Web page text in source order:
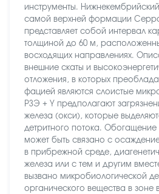
инструменты.
самой верхней формации
представляет собой интервал
толщиной до 60 м,
восходящих направлениях.
внешние скаты и
отложения, в которых
фацией являются слоистые
РЗЭ + Y предполагают
железа (окси), которые
детритного потока.
может быть связано с
в прибрежной среде,
железа или с тем и другим
вызвано микробиологической
органического вещества в зоне